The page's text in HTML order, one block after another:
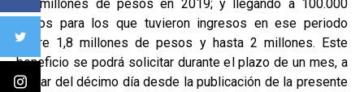
1,5 millones de pesos en 2019; y llegando a 100.000
pesos para los que tuvieron ingresos en ese periodo
sobre 1,8 millones de pesos y hasta 2 millones. Este
beneficio se podrá solicitar durante el plazo de un mes, a
contar del décimo día desde la publicación de la presente